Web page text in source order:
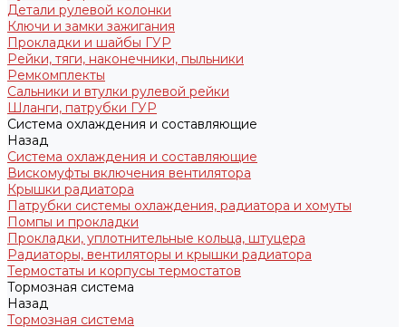
Детали рулевой колонки
Ключи и замки зажигания
Прокладки и шайбы ГУР
Рейки, тяги, наконечники, пыльники
Ремкомплекты
Сальники и втулки рулевой рейки
Шланги, патрубки ГУР
Система охлаждения и составляющие
Назад
Система охлаждения и составляющие
Вискомуфты включения вентилятора
Крышки радиатора
Патрубки системы охлаждения, радиатора и хомуты
Помпы и прокладки
Прокладки, уплотнительные кольца, штуцера
Радиаторы, вентиляторы и крышки радиатора
Термостаты и корпусы термостатов
Тормозная система
Назад
Тормозная система